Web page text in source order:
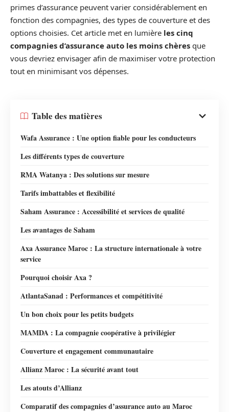
primes d’assurance peuvent varier considérablement en
fonction des compagnies, des types de couverture et des
options choisies. Cet article met en lumière les cinq
compagnies d’assurance auto les moins chères que
vous devriez envisager afin de maximiser votre protection
tout en minimisant vos dépenses.
Table des matières
Wafa Assurance : Une option fiable pour les conducteurs
Les différents types de couverture
RMA Watanya : Des solutions sur mesure
Tarifs imbattables et flexibilité
Saham Assurance : Accessibilité et services de qualité
Les avantages de Saham
Axa Assurance Maroc : La structure internationale à votre
service
Pourquoi choisir Axa ?
AtlantaSanad : Performances et compétitivité
Un bon choix pour les petits budgets
MAMDA : La compagnie coopérative à privilégier
Couverture et engagement communautaire
Allianz Maroc : La sécurité avant tout
Les atouts d’Allianz
Comparatif des compagnies d’assurance auto au Maroc